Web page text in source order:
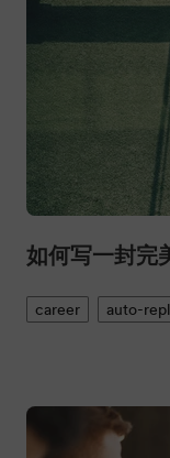
如何写一封完
career auto-